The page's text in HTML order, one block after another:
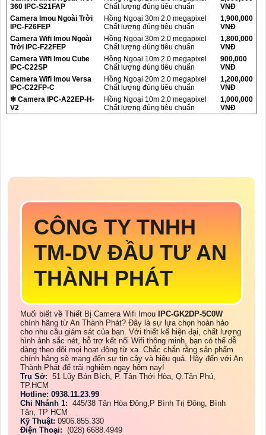
360 IPC-S21FAP
Chất lượng đúng tiêu chuẩn
VNĐ
Camera Imou Ngoài Trời
IPC-F26FEP
Hồng Ngoại 30m 2.0 megapixel
Chất lượng đúng tiêu chuẩn
1,900,000
VNĐ
Camera Wifi Imou Ngoài
Trời IPC-F22FEP
Hồng Ngoại 30m 2.0 megapixel
Chất lượng đúng tiêu chuẩn
1,800,000
VNĐ
Camera Wifi Imou Cube
IPC-C22SP
Hồng Ngoại 10m 2.0 megapixel
Chất lượng đúng tiêu chuẩn
900,000
VNĐ
Camera Wifi Imou Versa
IPC-C22FP-C
Hồng Ngoại 20m 2.0 megapixel
Chất lượng đúng tiêu chuẩn
1,200,000
VNĐ
❇ Camera IPC-A22EP-H-
V2
Hồng Ngoại 10m 2.0 megapixel
Chất lượng đúng tiêu chuẩn
1,000,000
VNĐ
CÔNG TY TNHH
TM-DV ĐẦU TƯ AN
THÀNH PHÁT
Muối biết về Thiết Bị Camera Wifi Imou
IPC-GK2DP-5C0W
chính hãng từ An Thành Phát? Đây là sự lựa chọn hoàn hảo
cho nhu cầu giám sát của bạn. Với thiết kế hiện đại, chất lượng
hình ảnh sắc nét, hỗ trợ kết nối Wifi thông minh, bạn có thể dễ
dàng theo dõi mọi hoạt động từ xa. Chắc chắn rằng sản phẩm
chính hãng sẽ mang đến sự tin cậy và hiệu quả. Hãy đến với An
Thành Phát để trải nghiệm ngay hôm nay!
Trụ Sở: 51 Lũy Bán Bích, P. Tân Thới Hòa, Q.Tân Phú,
TP.HCM
Hotline: 0938.11.23.99
Chi Nhánh 1: 445/38 Tân Hòa Đông,P Bình Trị Đông, Bình
Tân, TP HCM
Kỹ Thuật: 0906.855.330
Điện Thoại: (028) 6688.4949